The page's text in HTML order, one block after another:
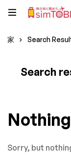
家 Search
Search
Sorry, but